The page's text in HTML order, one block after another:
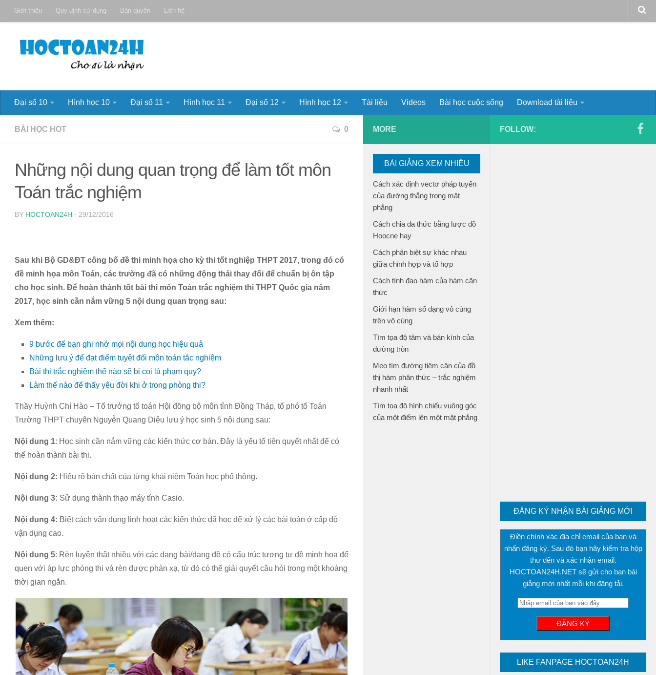
Giới thiệu Quy định sử dụng Bản quyền Liên hệ
Đại số 10 Hình học 10 Đại số 11 Hình học 11 Đại số 12 Hình học 12 Tài liệu Videos Bài học cuộc sống Download tài liệu
BÀI HỌC HOT 0
Những nội dung quan trọng để làm tốt môn
Toán trắc nghiệm
BY HOCTOAN24H · 29/12/2016
Sau khi Bộ GD&ĐT công bố đề thi minh họa cho kỳ thi tốt nghiệp THPT 2017, trong đó có
đề minh họa môn Toán, các trường đã có những động thái thay đổi để chuẩn bị ôn tập
cho học sinh. Để hoàn thành tốt bài thi môn Toán trắc nghiệm thi THPT Quốc gia năm
2017, học sinh cần nắm vững 5 nội dung quan trọng sau:
Xem thêm:
9 bước để bạn ghi nhớ mọi nội dung học hiệu quả
Những lưu ý để đạt điểm tuyệt đối môn toán tắc nghiệm
Bài thi trắc nghiệm thế nào sẽ bị coi là phạm quy?
Làm thế nào để thấy yêu đời khi ở trong phòng thi?
Thầy Huỳnh Chí Hào – Tổ trưởng tổ toán Hội đồng bộ môn tỉnh Đồng Tháp, tổ phó tổ Toán
Trường THPT chuyên Nguyễn Quang Diêu lưu ý học sinh 5 nội dung sau:
Nội dung 1: Học sinh cần nắm vững các kiến thức cơ bản. Đây là yếu tố tiên quyết nhất để có
thể hoàn thành bài thi.
Nội dung 2: Hiểu rõ bản chất của từng khái niệm Toán học phổ thông.
Nội dung 3: Sử dụng thành thạo máy tính Casio.
Nội dung 4: Biết cách vận dụng linh hoạt các kiến thức đã học để xử lý các bài toán ở cấp độ
vận dụng cao.
Nội dung 5: Rèn luyện thật nhiều với các dạng bài/dạng đề có cấu trúc tương tự đề minh họa để
quen với áp lực phòng thi và rèn được phản xạ, từ đó có thể giải quyết câu hỏi trong một khoảng
thời gian ngắn.
FOLLOW:
ĐĂNG KÝ NHẬN BÀI GIẢNG MỚI
Điền chính xác địa chỉ email của bạn và
nhấn đăng ký. Sau đó bạn hãy kiểm tra hộp
thư đến và xác nhận email.
HOCTOAN24H.NET sẽ gửi cho bạn bài
giảng mới nhất mỗi khi đăng tải.
LIKE FANPAGE HOCTOAN24H
MORE
BÀI GIẢNG XEM NHIỀU
Cách xác định vectơ pháp tuyến
của đường thẳng trong mặt
phẳng
Cách chia đa thức bằng lược đồ
Hoocne hay
Cách phân biệt sự khác nhau
giữa chỉnh hợp và tổ hợp
Cách tính đạo hàm của hàm căn
thức
Giới hạn hàm số dạng vô cùng
trên vô cùng
Tìm tọa độ tâm và bán kính của
đường tròn
Mẹo tìm đường tiệm cận của đồ
thị hàm phân thức – trắc nghiệm
nhanh nhất
Tìm tọa độ hình chiếu vuông góc
của một điểm lên một mặt phẳng